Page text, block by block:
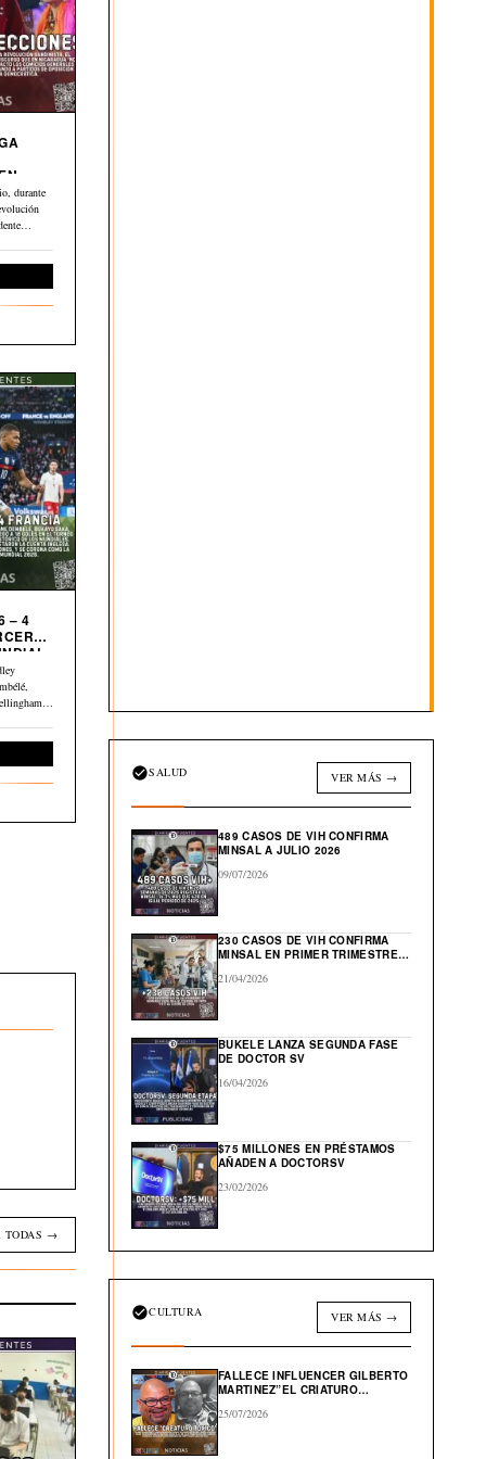
durante
– 4
y
TODAS →
SALUD VER MÁS →
489 CASOS DE VIH CONFIRMA
MINSAL A JULIO 2026
09/07/2026
230 CASOS DE VIH CONFIRMA
MINSAL EN PRIMER TRIMESTRE
21/04/2026
BUKELE LANZA SEGUNDA FASE
DE DOCTOR SV
16/04/2026
$75 MILLONES EN PRÉSTAMOS
AÑADEN A DOCTORSV
23/02/2026
CULTURA VER MÁS →
FALLECE INFLUENCER GILBERTO
MARTINEZ”EL CRIATURO
25/07/2026